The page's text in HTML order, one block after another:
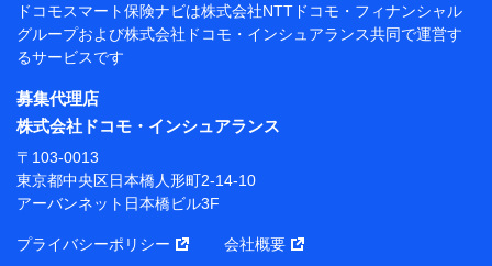
東京都千代田区永田町2丁目11番1号 山王パークタワー
株式会社NTTドコモ 代表取締役社長 前田 義晃
東京都中央区日本橋人形町2-14-10 アーバンネット日
本橋ビル 3F
長 吉村 忠義
※ 当社および株式会社NTTドコモは、お客さまの情報
ソナルデータ憲章」に定める行動原則を順守します 。
ドコモスマート保険ナビは株式会社NTTドコモ・フィナンシャル
グループおよび株式会社ドコモ・インシュアランス共同で運営す
るサービスです
募集代理店
株式会社ドコモ・インシュアランス
〒103-0013
東京都中央区日本橋人形町2-14-10
アーバンネット日本橋ビル3F
プライバシーポリシー 会社概要